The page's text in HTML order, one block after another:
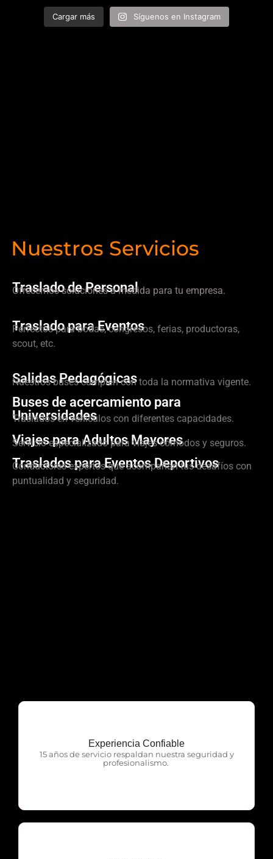
Cargar más Síguenos en Instagram
Nuestros Servicios
Traslado de Personal
Ofrecemos soluciones a medida para tu empresa.
Traslado para Eventos
Perfectos para bodas, congresos, ferias, productoras,
scout, etc.
Salidas Pedagógicas
Nuestros buses cumplen con toda la normativa vigente.
Buses de acercamiento para
Universidades
Traslados en vehículos con diferentes capacidades.
Viajes para Adultos Mayores
Servicio especializado para viajes cómodos y seguros.
Traslados para Eventos Deportivos
Conductores expertos que acompañan tus desafíos con
puntualidad y seguridad.
Experiencia Confiable
15 años de servicio respaldan nuestra seguridad y
profesionalismo.
OTP Servicios